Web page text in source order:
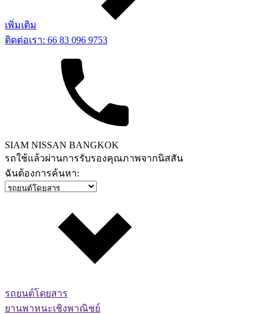
เพิ่มเติม
ติดต่อเรา: 66 83 096 9753
SIAM NISSAN BANGKOK
รถใช้แล้วผ่านการรับรองคุณภาพจากนิสสัน
ฉันต้องการค้นหา:
รถยนต์โดยสาร
ยานพาหนะเชิงพาณิชย์